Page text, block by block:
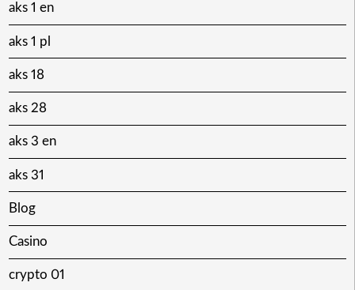
aks 1 en
aks 1 pl
aks 18
aks 28
aks 3 en
aks 31
Blog
Casino
crypto 01